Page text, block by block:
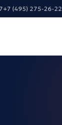
+7 (495) 275-26-22